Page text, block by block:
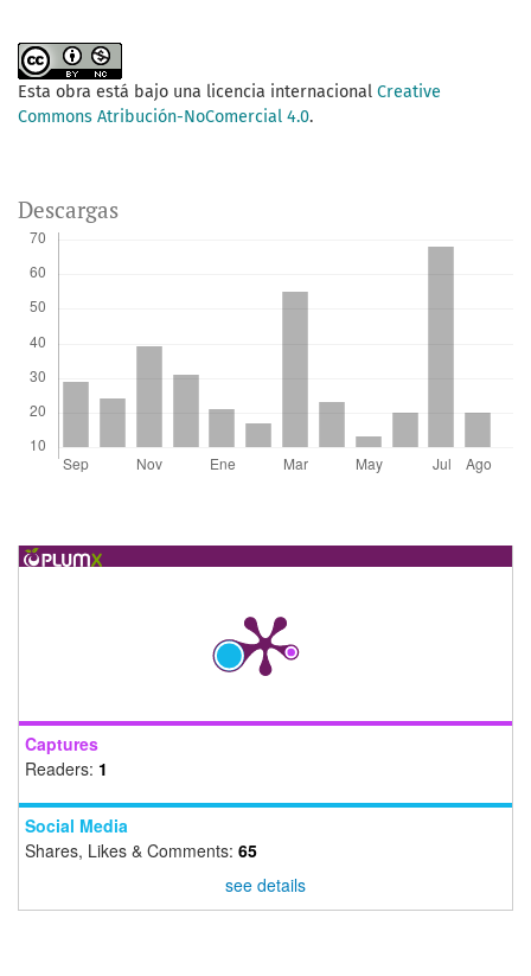
Esta obra está bajo una licencia internacional Creative
Commons Atribución-NoComercial 4.0.
Descargas
Captures
Readers: 1
Social Media
Shares, Likes & Comments: 65
see details